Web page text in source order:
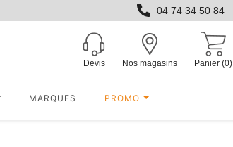
04 74 34 50 84
Devis Nos magasins Panier (0)
MARQUES PROMO